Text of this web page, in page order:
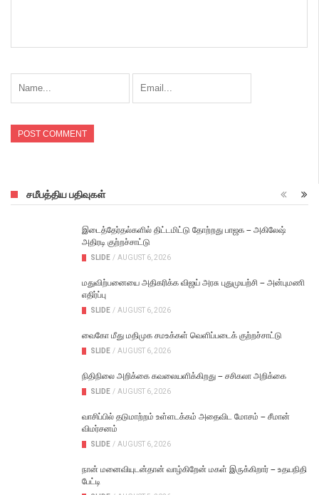
சமீபத்திய பதிவுகள்
இடைத்தேர்தல்களில் திட்டமிட்டு தோற்றது பாஜக – அகிலேஷ்
அதிரடி குற்றச்சாட்டு
SLIDE / AUGUST 6, 2026
மதுவிற்பனையை அதிகரிக்க விஜய் அரசு புதுமுயற்சி – அன்புமணி
எதிர்ப்பு
SLIDE / AUGUST 6, 2026
வைகோ மீது மதிமுக சமஉக்கள் வெளிப்படைக் குற்றச்சாட்டு
SLIDE / AUGUST 6, 2026
நிதிநிலை அறிக்கை கவலையளிக்கிறது – சசிகலா அறிக்கை
SLIDE / AUGUST 6, 2026
வாசிப்பில் தடுமாற்றம் உள்ளடக்கம் அதைவிட மோசம் – சீமான்
விமர்சனம்
SLIDE / AUGUST 6, 2026
நான் மனைவியுடன்தான் வாழ்கிறேன் மகள் இருக்கிறார் – உதயநிதி
பேட்டி